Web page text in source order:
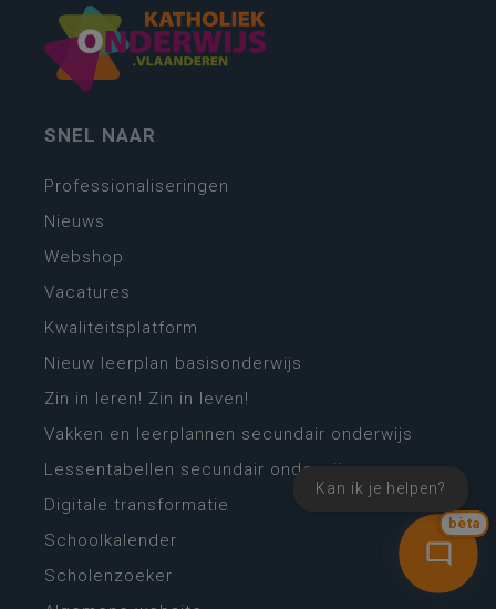
bèta
Kan ik je helpen?
SNEL NAAR
Professionaliseringen
Nieuws
Webshop
Vacatures
Kwaliteitsplatform
Nieuw leerplan basisonderwijs
Zin in leren! Zin in leven!
Vakken en leerplannen secundair onderwijs
Lessentabellen secundair onderwijs
Digitale transformatie
Schoolkalender
Scholenzoeker